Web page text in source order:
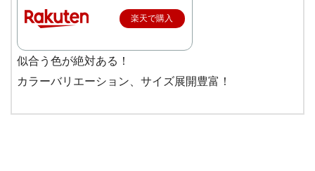
楽天で購入
似合う色が絶対ある！
カラーバリエーション、サイズ展開豊富！